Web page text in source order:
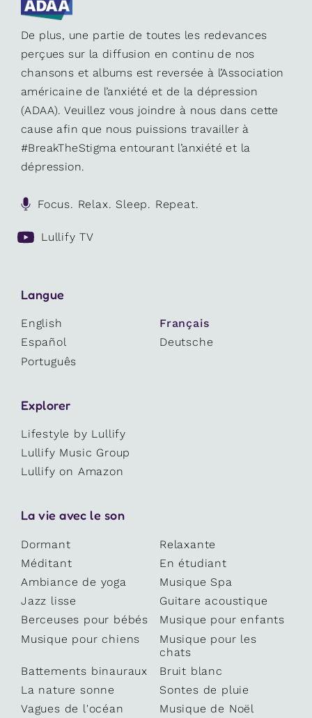
De plus, une partie de toutes les redevances
perçues sur la diffusion en continu de nos
chansons et albums est reversée à l’Association
américaine de l’anxiété et de la dépression
(ADAA). Veuillez vous joindre à nous dans cette
cause afin que nous puissions travailler à
#BreakTheStigma entourant l’anxiété et la
dépression.
Focus. Relax. Sleep. Repeat.
Lullify TV
Langue
English
Français
Español
Deutsche
Português
Explorer
Lifestyle by Lullify
Lullify Music Group
Lullify on Amazon
La vie avec le son
Dormant
Relaxante
Méditant
En étudiant
Ambiance de yoga
Musique Spa
Jazz lisse
Guitare acoustique
Berceuses pour bébés
Musique pour enfants
Musique pour chiens
Musique pour les
chats
Battements binauraux
Bruit blanc
La nature sonne
Sontes de pluie
Vagues de l'océan
Musique de Noël